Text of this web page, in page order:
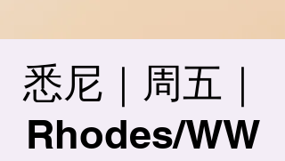
悉尼｜周五｜
Rhodes/WW